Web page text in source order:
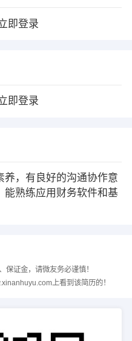
即登录
即登录
，有良好的沟通协作意
能熟练应用财务软件和基
保证金，请微友务必谨慎！
上看到该简历的！